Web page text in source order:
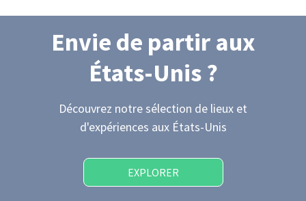
Envie de partir aux
États-Unis?
Découvrez notre sélection de lieux et
d'expériences aux États-Unis
EXPLORER